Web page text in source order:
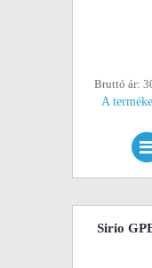
Bruttó ár:
A
Sirio